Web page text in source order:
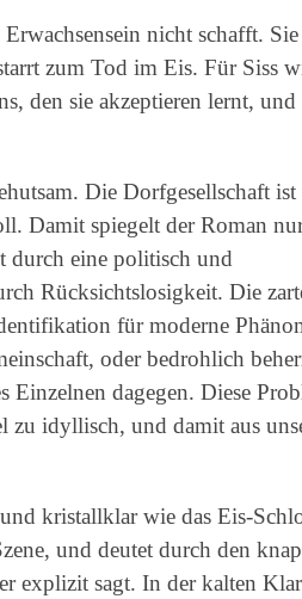
nicht schafft.
zum Tod im Eis. Für Siss
den sie akzeptieren lernt,
Die Dorfgesellschaft
Damit spiegelt der Roman
durch eine politisch und
Rücksichtslosigkeit. Die
für moderne
oder bedrohlich
dagegen. Diese
zu idyllisch, und damit aus
kristallklar wie das Eis-
und deutet durch den
explizit sagt. In der kalten